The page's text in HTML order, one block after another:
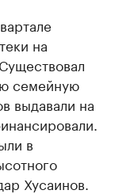
на
семейную
выдавали на
в
Хусаинов.